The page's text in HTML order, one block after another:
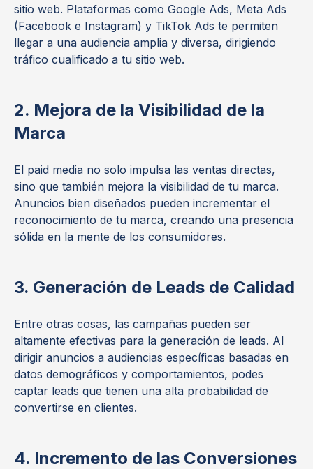
sitio web. Plataformas como Google Ads, Meta Ads
(Facebook e Instagram) y TikTok Ads te permiten
llegar a una audiencia amplia y diversa, dirigiendo
tráfico cualificado a tu sitio web.
2. Mejora de la Visibilidad de la
Marca
El paid media no solo impulsa las ventas directas,
sino que también mejora la visibilidad de tu marca.
Anuncios bien diseñados pueden incrementar el
reconocimiento de tu marca, creando una presencia
sólida en la mente de los consumidores.
3. Generación de Leads de Calidad
Entre otras cosas, las campañas pueden ser
altamente efectivas para la generación de leads. Al
dirigir anuncios a audiencias específicas basadas en
datos demográficos y comportamientos, podes
captar leads que tienen una alta probabilidad de
convertirse en clientes.
4. Incremento de las Conversiones